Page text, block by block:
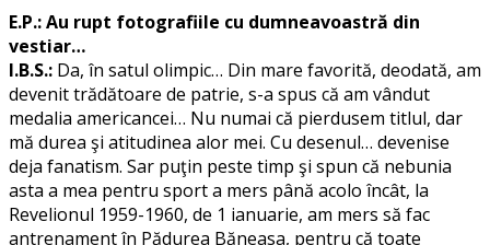
E.P.: Au rupt fotografiile cu dumneavoastră din
vestiar…
I.B.S.: Da, în satul olimpic… Din mare favorită, deodată, am
devenit trădătoare de patrie, s-a spus că am vândut
medalia americancei… Nu numai că pierdusem titlul, dar
mă durea şi atitudinea alor mei. Cu desenul… devenise
deja fanatism. Sar puţin peste timp şi spun că nebunia
asta a mea pentru sport a mers până acolo încât, la
Revelionul 1959-1960, de 1 ianuarie, am mers să fac
antrenament în Pădurea Băneasa, pentru că toate